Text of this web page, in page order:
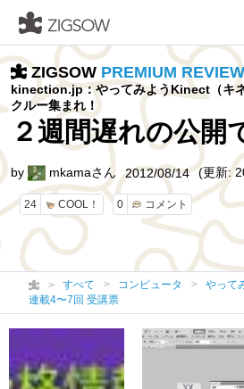
ZIGSOW PREMIUM REVIEW
kinection.jp：やってみようKinect（キ
クルー集まれ！
２週間遅れの公開
24 COOL！ 0 コメント
by mkamaさん 2012/08/14 (更新:
すべて コンピュータ
やって
連載4〜7回 受講票